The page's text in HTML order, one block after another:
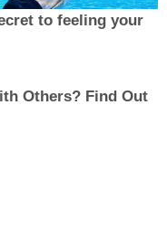
to feeling your
Others? Find Out